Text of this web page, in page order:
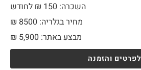
השכרה: 150 ₪ לחודש
מחיר בגלריה: 8500 ₪
מבצע באתר:
₪ 5,900
לפרטים והזמנה